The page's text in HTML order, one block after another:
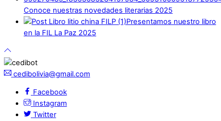
Conoce nuestras novedades literarias 2025
Presentamos nuestro libro
en la FIL La Paz 2025
cedibolivia@gmail.com
Facebook
Instagram
Twitter